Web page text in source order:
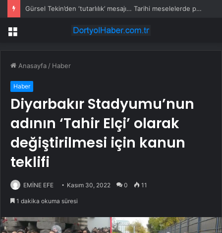
Gürsel Tekin’den ‘tutarlılık’ mesajı… Tarihi meselelerde pusula net olmalı
Menü
Anasayfa / Haber
Haber
Diyarbakır Stadyumu’nun
adının ‘Tahir Elçi’ olarak
değiştirilmesi için kanun
teklifi
EMİNE EFE Kasım 30, 2022 0 11
1 dakika okuma süresi